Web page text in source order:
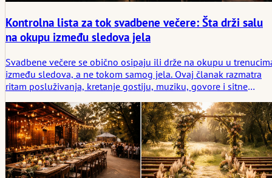
Kontrolna lista za tok svadbene večere: Šta drži salu
na okupu između sledova jela
Svadbene večere se obično osipaju ili drže na okupu u
između sledova, a ne tokom samog jela. Ovaj članak razmatra
ritam posluživanja, kretanje gostiju, muziku, govore i sitne
prostoriji.